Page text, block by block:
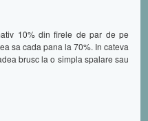
10% din firele de par de pe
sa cada pana la 70%. In cateva
brusc la o simpla spalare sau